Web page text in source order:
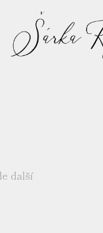
další